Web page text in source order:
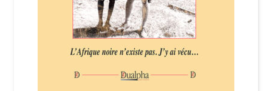
Soutien à Philippe Randa
Suivi de la Commande